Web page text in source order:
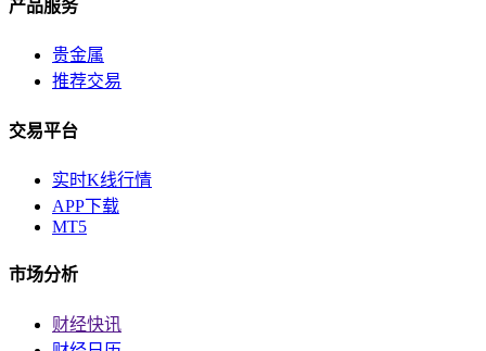
产品服务
贵金属
推荐交易
交易平台
实时K线行情
APP下载
MT5
市场分析
财经快讯